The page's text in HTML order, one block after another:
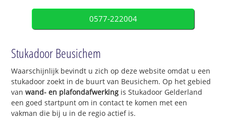
0577-222004
Stukadoor Beusichem
Waarschijnlijk bevindt u zich op deze website omdat u een
stukadoor zoekt in de buurt van Beusichem. Op het gebied
vanwand- en plafondafwerking is Stukadoor Gelderland
een goed startpunt om in contact te komen met een
vakman die bij u in de regio actief is.